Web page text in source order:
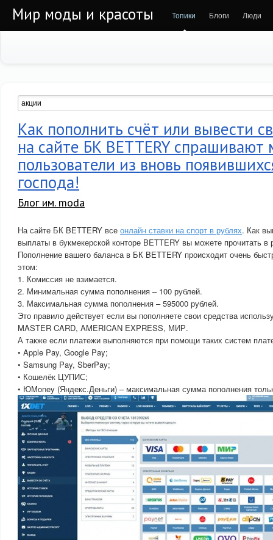
Мир моды и красоты Топики Блоги Люди
Как пополнить счёт или вывести
на сайте БК BETTERY спрашивают
пользователи из вновь
господа!
Блог им. moda
На сайте БК BETTERY все онлайн ставки на спорт в рублях. Как
выплаты в букмекерской конторе BETTERY вы можете прочитать
Пополнение вашего баланса в БК BETTERY происходит очень
этом:
1. Комиссия не взимается.
2. Минимальная сумма пополнения – 100 рублей.
3. Максимальная сумма пополнения – 595000 рублей.
Это правило действует если вы пополняете свои средства
MASTER CARD, AMERICAN EXPRESS, МИР.
А также если платежи выполняются при помощи таких систем
• Apple Pay, Google Pay;
• Samsung Pay, SberPay;
• Кошелёк ЦУПИС;
• ЮMoney (Яндекс.Деньги) – максимальная сумма пополнения